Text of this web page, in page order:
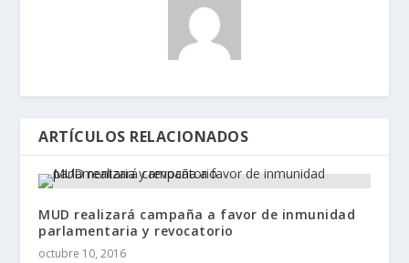
ARTÍCULOS RELACIONADOS
MUD realizará campaña a favor de inmunidad
parlamentaria y revocatorio
octubre 10, 2016